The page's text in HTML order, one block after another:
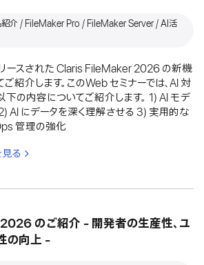
介 / FileMaker Pro / FileMaker Server / AI活
ースされた Claris FileMaker 2026 の新機
紹介します。このWeb セミナーでは、AI 対
の内容についてご紹介します。 1) AI モデ
AI にデータを深く理解させる 3) 実用的な
管理の強化
る
のご紹介 - 開発者の生産性、ユ
の向上 -